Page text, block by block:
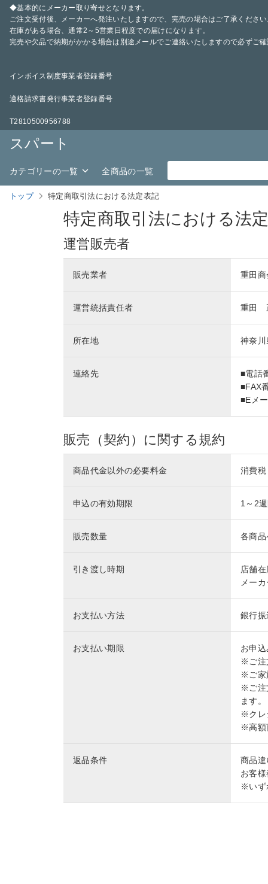
◆基本的にメーカー取り寄せとなります。
ご注文受付後、メーカーへ発注いたしますので、完売の場合はご了承くださ
在庫がある場合、通常2～5営業日程度での届けになります。
完売や欠品で納期がかかる場合は別途メールでご連絡いたしますので必ずご
インボイス制度事業者登録番号
適格請求書発行事業者登録番号
T2810500956788
スパート
カテゴリーの一覧 全商品の一覧
トップ 特定商取引法における法定表記
特定商取引法における法
運営販売者
販売業者 重田
運営統括責任者 重田
所在地 神奈
連絡先
■電話
■FAX
■Eメ
販売（契約）に関する規約
商品代金以外の必要料金 消費
申込の有効期限 1～2
販売数量 各商
引き渡し時期
店舗
メー
お支払い方法 銀行
お支払い期限
お申
※ご注
※ご家
※ご注
ます。
※クレ
※高額
返品条件
商品
お客
※いず